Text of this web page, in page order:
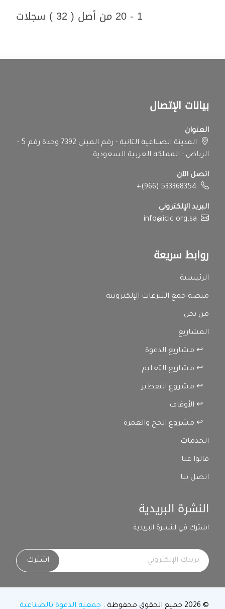
1 - 20 من أصل ( 32 ) سجلات
بيانات الإتصال
العنوان
المدينة الصناعية الثانية - رقم المبنى 7392 وحدة رقم 5 -
الرياض - المملكة العربية السعودية.
اتصل الآن
+(966) 533368354
البريد الإلكتروني
info@icic.org.sa
روابط سريعة
الرئيسية
منصة جمع التبرعات الإلكترونية
من نحن
المشاريع
↩ مشاريع الدعوة
↩ مشاريع التعليم
↩ مشروع التفطير
↩ الأوقاف
↩ مشروع الحج والعمرة
الخدمات
قالوا عنا
اتصل بنا
النشرة البريدية
اشترك في النشرة البريدية
اشترك
© 2026 جميع الحقوق محفوظة . جمعية الدعوة بالصناعية